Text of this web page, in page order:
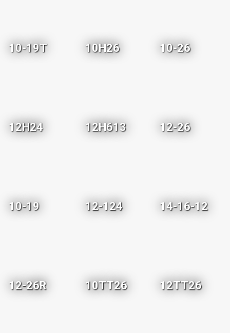
10-19T 10H26 10-26
12H24 12H613 12-26
10-19 12-124 14-16-12
12-26R 10TT26 12TT26